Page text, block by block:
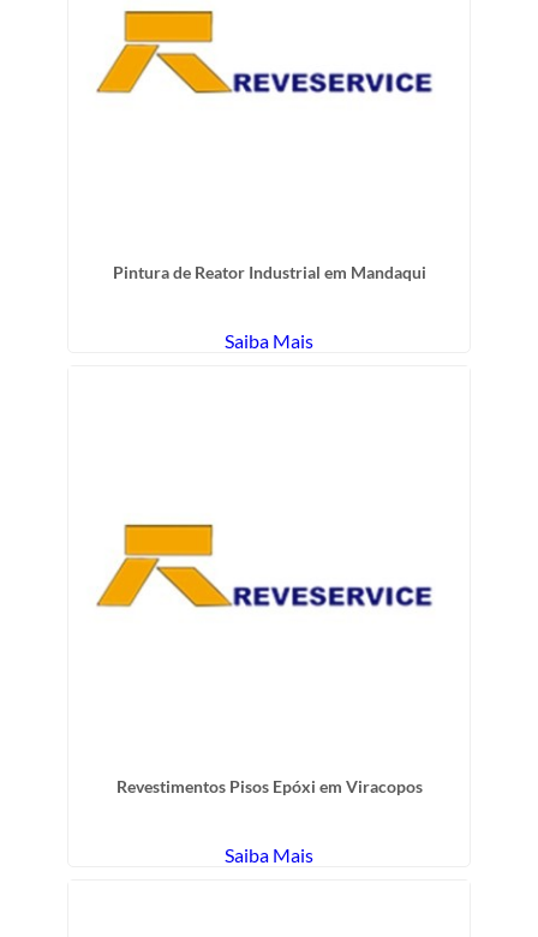
Pintura de Reator Industrial em Mandaqui
Saiba Mais
Revestimentos Pisos Epóxi em Viracopos
Saiba Mais